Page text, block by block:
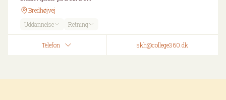
Bredhøjvej
Uddannelse
Retning
Telefon skh@college360.dk